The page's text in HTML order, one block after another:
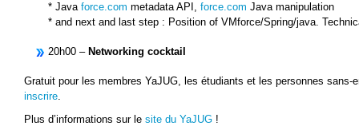
* Java force.com metadata API, force.com Java manipulation
* and next and last step : Position of VMforce/Spring/java.
20h00 – Networking cocktail
Gratuit pour les membres YaJUG, les étudiants et les personnes
inscrire.
Plus d’informations sur le site du YaJUG !